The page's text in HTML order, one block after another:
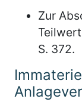
Zur
S. 372.